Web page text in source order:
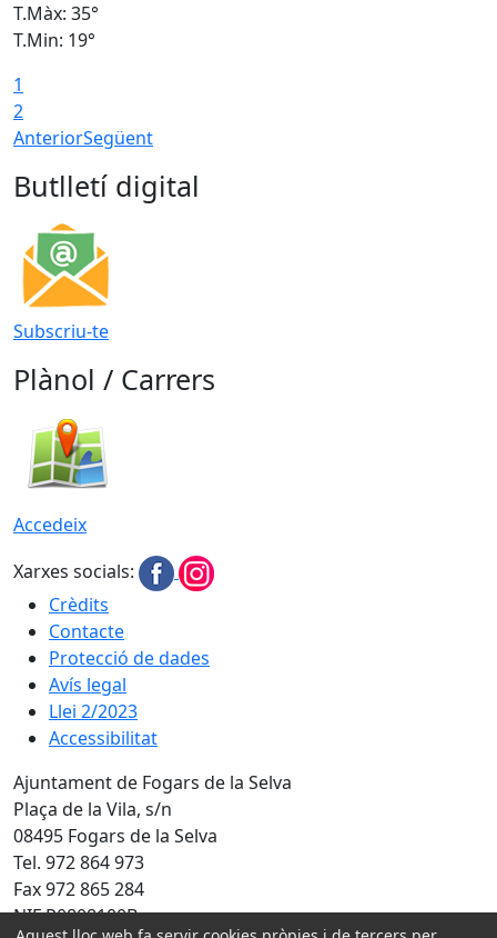
T.Màx: 35°
T.Min: 19°
1
2
AnteriorSegüent
Butlletí digital
Subscriu-te
Plànol / Carrers
Accedeix
Xarxes socials:
Crèdits
Contacte
Protecció de dades
Avís legal
Llei 2/2023
Accessibilitat
Ajuntament de Fogars de la Selva
Plaça de la Vila, s/n
08495 Fogars de la Selva
Tel. 972 864 973
Fax 972 865 284
NIF P0808100B